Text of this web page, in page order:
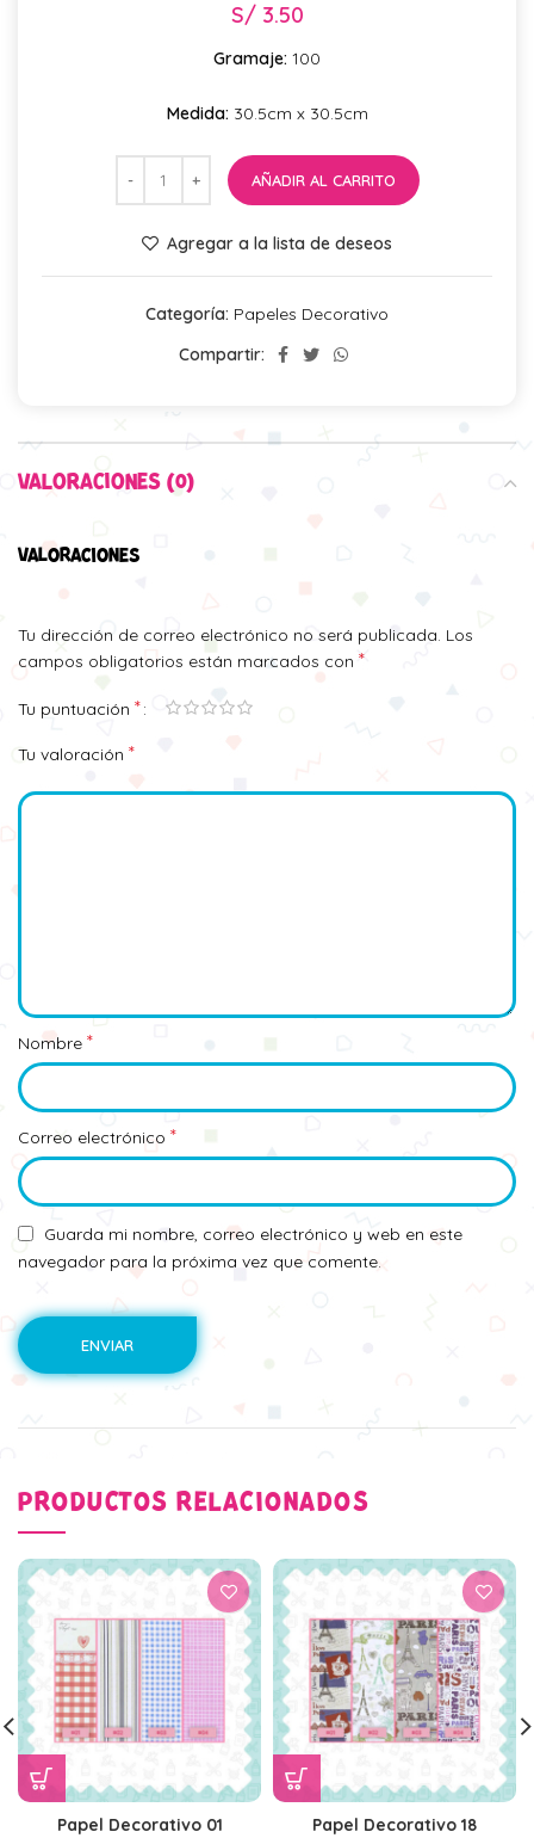
S/3.50
Gramaje: 100
Medida: 30.5cm x 30.5cm
AÑADIR AL CARRITO
Agregar a la lista de deseos
Categoría: Papeles Decorativo
Compartir:
VALORACIONES (0)
VALORACIONES
Tu dirección de correo electrónico no será publicada. Los
campos obligatorios están marcados con *
Tu puntuación *
Tu valoración *
Nombre *
Correo electrónico *
Guarda mi nombre, correo electrónico y web en este
navegador para la próxima vez que comente.
PRODUCTOS RELACIONADOS
Papel Decorativo 01 Papel Decorativo 18